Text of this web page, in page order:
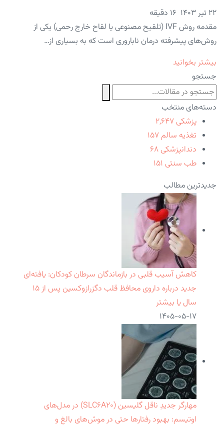
۲۲ تیر ۱۴۰۳
مقدمه روش IVF (تلقیح مصنوعی یا لقاح خارج رحمی) یکی از
روش‌های پیشرفته درمان ناباروری است که به بسیاری از…
بیشتر بخوانید
جستجو
دسته‌های منتخب
پزشکی ۲,۶۴۷
تغذیه سالم ۱۵۷
دندانپزشکی ۶۸
طب سنتی ۱۵۱
جدیدترین مطالب
کاهش آسیب قلبی در بازماندگان سرطان کودکان: یافته‌ای
جدید درباره داروی محافظ قلب دگزرازوکسین پس از ۱۵
سال یا بیشتر
۱۴۰۵-۰۵-۱۷
مهارگر جدیدِ ناقل گلیسین (SLC۶A۲۰) در مدل‌های
اوتیسم: بهبود رفتارها حتی در موش‌های بالغ و